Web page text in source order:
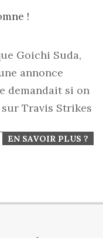
!
Goichi Suda,
annonce
demandait si on
Travis Strikes
EN SAVOIR PLUS ?